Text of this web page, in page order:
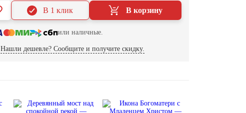
В корзину
В 1 клик
или наличные.
Нашли дешевле? Сообщите и получите скидку.